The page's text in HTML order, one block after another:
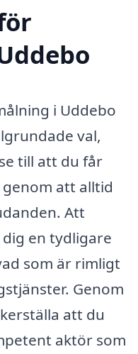
i Uddebo
val,
till att du får
att alltid
Att
en tydligare
som är rimligt
Genom
att du
aktör som